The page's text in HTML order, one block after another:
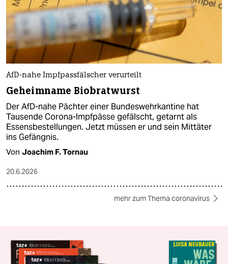
AfD-nahe Impfpassfälscher verurteilt
Geheimname Biobratwurst
Der AfD-nahe Pächter einer Bundeswehrkantine hat
Tausende Corona-Impfpässe gefälscht, getarnt als
Essensbestellungen. Jetzt müssen er und sein Mittäter
ins Gefängnis.
Von Joachim F. Tornau
20.6.2026
mehr zum Thema coronavirus